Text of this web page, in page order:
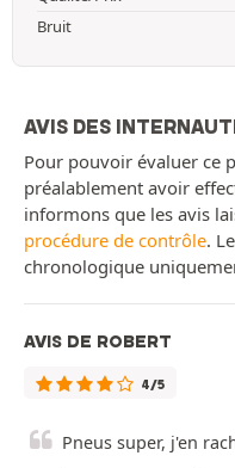
Bruit
AVIS DES
Pour pouvoir évaluer ce
préalablement avoir
informons que les avis
procédure de contrôle.
chronologique
AVIS DE ROBERT
4/5
Pneus super, j'en